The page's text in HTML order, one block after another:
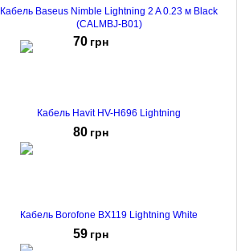
Кабель Baseus Nimble Lightning 2 A 0.23 м Black
(CALMBJ-B01)
70 грн
Кабель Havit HV-H696 Lightning
80 грн
Кабель Borofone BX119 Lightning White
59 грн